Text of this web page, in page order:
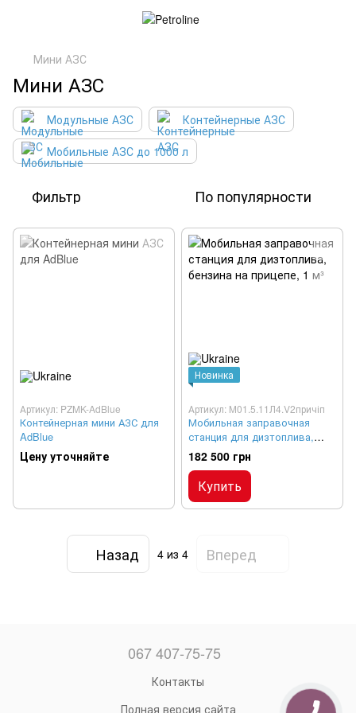
Мини АЗС
Мини АЗС
Модульные АЗС
Контейнерные АЗС
Мобильные АЗС до 1000 л
Фильтр По популярности
Артикул: PZMK-AdBlue
Контейнерная мини АЗС для
AdBlue
Цену уточняйте
Новинка
Артикул: М01.5.11Л4.V2причіп
Мобильная заправочная
станция для дизтоплива,
бензина на прицепе, 1 м³
182 500 грн
Купить
Назад 4 из 4 Вперед
067 407-75-75
Контакты
Полная версия сайта